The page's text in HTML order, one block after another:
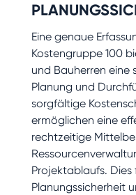
Eine genaue
Kostengruppe 100
und Bauherren eine
Planung und
sorgfältige
ermöglichen eine
rechtzeitige
Projektablaufs. Dies
Planungssicherheit